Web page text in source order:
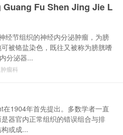
Guang Fu Shen Jing Jie L
经节组织的神经内分泌肿瘤，为膀
被铬盐染色，既往又被称为膀胱嗜
分泌器...
肿瘤科
1904年首先提出。多数学者一直
器官内正常组织的错误组合与排
或成...